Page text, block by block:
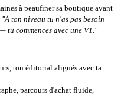
à peaufiner sa boutique avant
"À ton niveau tu n'as pas besoin
tu commences avec une V1."
ton éditorial alignés avec ta
parcours d'achat fluide,